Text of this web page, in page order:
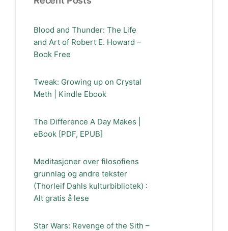
Blood and Thunder: The Life
and Art of Robert E. Howard –
Book Free
Tweak: Growing up on Crystal
Meth | Kindle Ebook
The Difference A Day Makes |
eBook [PDF, EPUB]
Meditasjoner over filosofiens
grunnlag og andre tekster
(Thorleif Dahls kulturbibliotek) :
Alt gratis å lese
Star Wars: Revenge of the Sith –